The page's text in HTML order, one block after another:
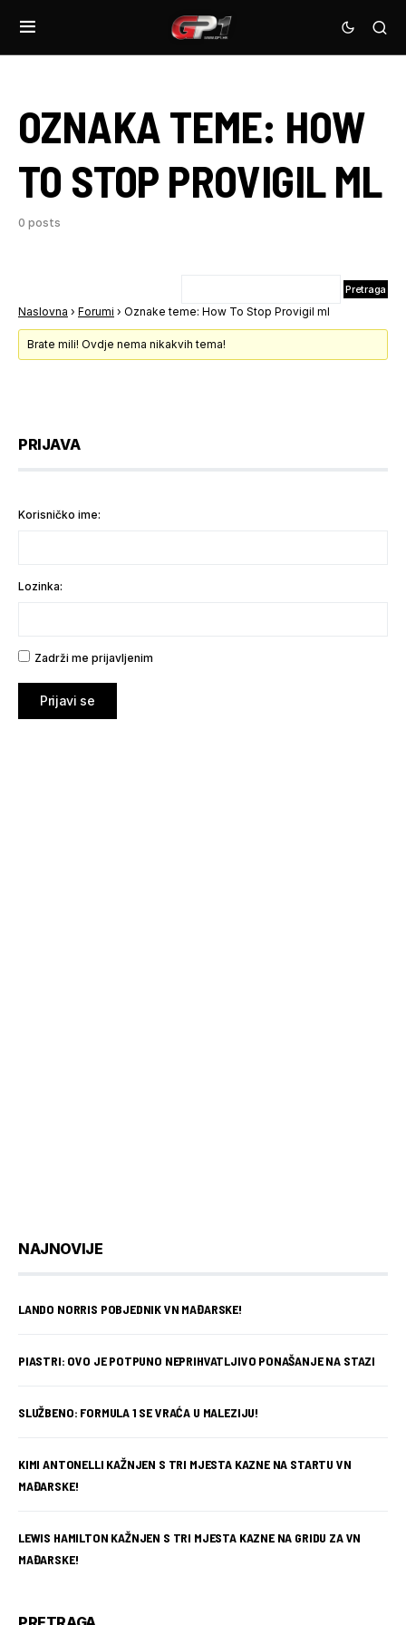
OZNAKA TEME: HOW
TO STOP PROVIGIL ML
0 posts
Naslovna › Forumi › Oznake teme: How To Stop Provigil ml
Brate mili! Ovdje nema nikakvih tema!
PRIJAVA
Korisničko ime:
Lozinka:
Zadrži me prijavljenim
Prijavi se
NAJNOVIJE
LANDO NORRIS POBJEDNIK VN MAĐARSKE!
PIASTRI: OVO JE POTPUNO NEPRIHVATLJIVO PONAŠANJE NA STAZI
SLUŽBENO: FORMULA 1 SE VRAĆA U MALEZIJU!
KIMI ANTONELLI KAŽNJEN S TRI MJESTA KAZNE NA STARTU VN
MAĐARSKE!
LEWIS HAMILTON KAŽNJEN S TRI MJESTA KAZNE NA GRIDU ZA VN
MAĐARSKE!